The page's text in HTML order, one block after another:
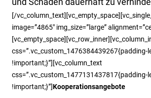
[/
image=”4865″ img_size=”large”
css=”.vc_custom_1476384439267{padding-
!important;}”][vc_column_text
css=”.vc_custom_1477131437817{padding-
!important;}”]Kooperationsangebote